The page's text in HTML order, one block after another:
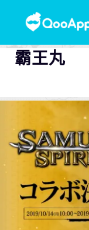
霸王丸